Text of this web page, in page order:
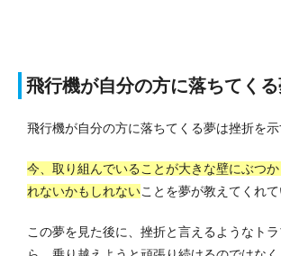
飛行機が自分の方に落ちてく
飛行機が自分の方に落ちてくる夢は挫折を示
今、取り組んでいることが大きな壁にぶつ
れないかもしれないことを夢が教えてくれて
この夢を見た後に、挫折と言えるようなト